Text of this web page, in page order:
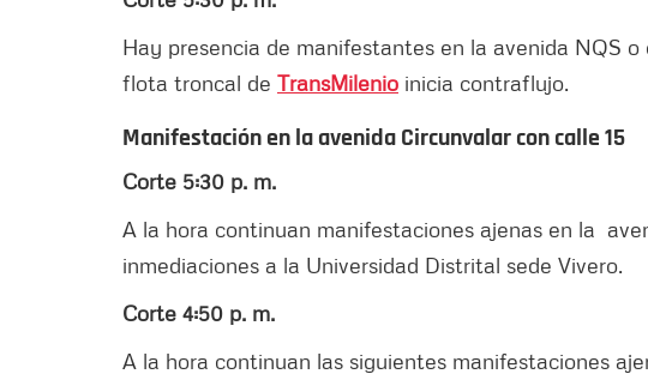
Hay presencia de manifestantes en la avenida NQS
flota troncal de TransMilenio inicia contraflujo.
Manifestación en la avenida Circunvalar con calle 15
Corte 5:30 p. m.
A la hora continuan manifestaciones ajenas en la
inmediaciones a la Universidad Distrital sede Vivero.
Corte 4:50 p. m.
A la hora continuan las siguientes manifestaciones